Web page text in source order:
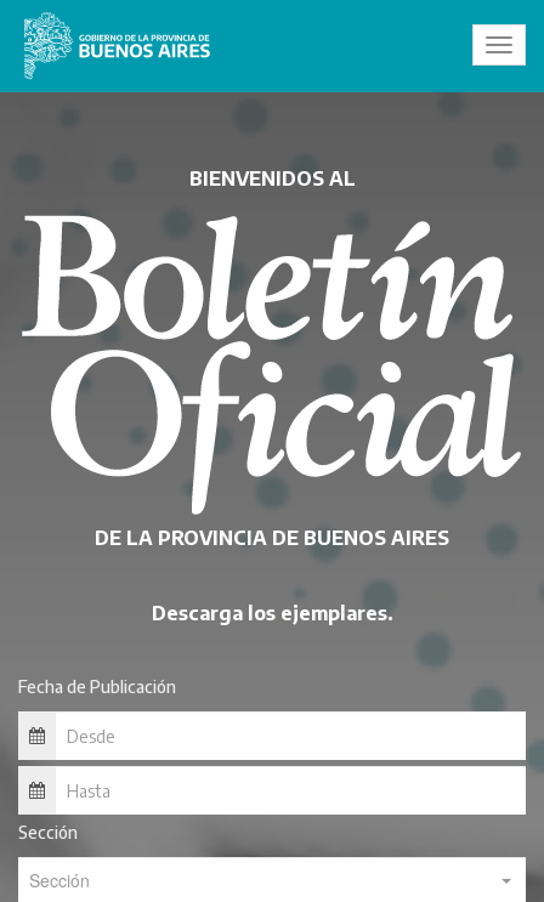
BIENVENIDOS AL
DE LA PROVINCIA DE BUENOS AIRES
Descarga los ejemplares.
Fecha de Publicación
Sección
Sección